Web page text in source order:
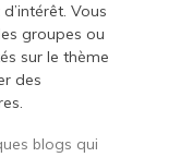
Vous
groupes ou
sur le thème
des
blogs qui